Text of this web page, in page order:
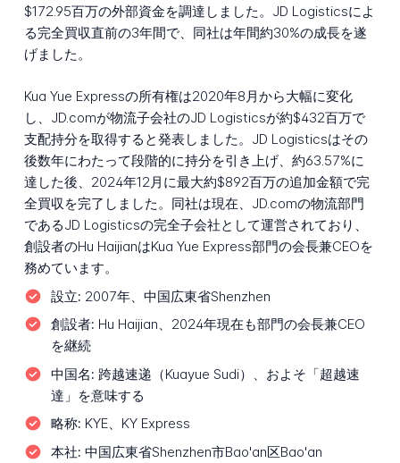
$172.95百万の外部資金を調達しました。JD Logisticsによ
る完全買収直前の3年間で、同社は年間約30%の成長を遂
げました。
Kua Yue Expressの所有権は2020年8月から大幅に変化
し、JD.comが物流子会社のJD Logisticsが約$432百万で
支配持分を取得すると発表しました。JD Logisticsはその
後数年にわたって段階的に持分を引き上げ、約63.57%に
達した後、2024年12月に最大約$892百万の追加金額で完
全買収を完了しました。同社は現在、JD.comの物流部門
であるJD Logisticsの完全子会社として運営されており、
創設者のHu HaijianはKua Yue Express部門の会長兼CEOを
務めています。
設立: 2007年、中国広東省Shenzhen
創設者: Hu Haijian、2024年現在も部門の会長兼CEO
を継続
中国名: 跨越速递（Kuayue Sudi）、およそ「超越速
達」を意味する
略称: KYE、KY Express
本社: 中国広東省Shenzhen市Bao'an区Bao'an